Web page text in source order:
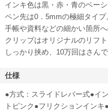
インキ色は黒・赤・青のベーシ
ペン先は0．5mmの極細タイプ
手帳や資料などの細かい箇所
クリップはオリジナルのリフ
しっかり挟め、10万回はさん
仕様
●方式：スライドレバー式●イ
トピンク●フリクションイン